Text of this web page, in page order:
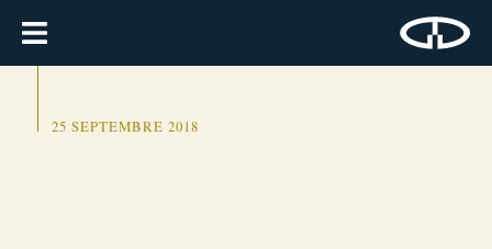
25 SEPTEMBRE 2018